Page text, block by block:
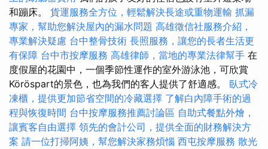
和蹦床。 貨運服務全方位，輕鬆解決長途或重物運輸 抓漏
專家，幫助您解決屋內的漏水問題 高雄徵信社服務介紹，
專業解決疑慮 台中整骨技術 長照服務，讓您的長者生活更
有保障 台中市按摩服務 高雄律師，當地的專業法律幫手 在
度假屋的花園中，一個季節性運作的室外游泳池，可欣賞
Köröspart的景色，也為我們的客人提供了舒適感。 臥式冷
凍櫃，提供更加節省空間的冷藏選擇 了解白內障手術的過
程與恢復時間 台中按摩服務推薦討論區 自助式餐點外燴，
讓賓客自由選擇 領先的會計公司，提供全面的財務解決方
案 請一位打掃阿姨，幫您解決家務煩惱 西屯按摩服務 散光